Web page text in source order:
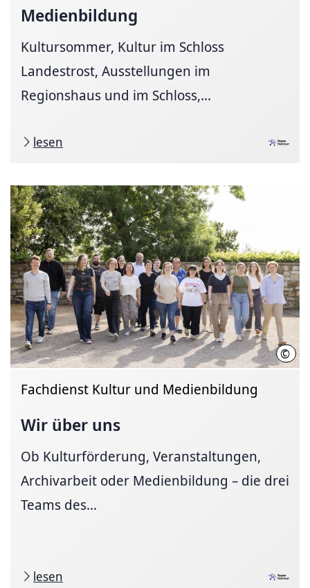
Medienbildung
Kultursommer, Kultur im Schloss
Landestrost, Ausstellungen im
Regionshaus und im Schloss,...
lesen
©
Fachdienst Kultur und Medienbildung
Wir über uns
Ob Kulturförderung, Veranstaltungen,
Archivarbeit oder Medienbildung – die drei
Teams des...
lesen